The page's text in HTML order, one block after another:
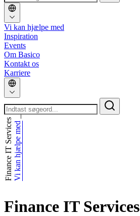
Vi kan hjælpe med
Inspiration
Events
Om Basico
Kontakt os
Karriere
Vi kan hjælpe med
_
Finance IT Services
Finance IT Services